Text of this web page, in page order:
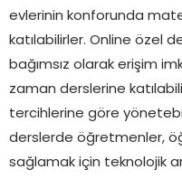
evlerinin konforunda
katılabilirler. Online özel
bağımsız olarak erişim
zaman derslerine
tercihlerine göre
derslerde öğretmenler,
sağlamak için teknolojik